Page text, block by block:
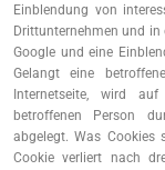
Einblendung von
Drittunternehmen und
Google und eine
Gelangt eine
Internetseite, wird
betroffenen Person
abgelegt. Was Cookies
Cookie verliert nach